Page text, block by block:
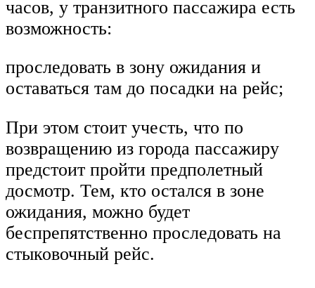
часов, у транзитного пассажира есть
возможность:
проследовать в зону ожидания и
оставаться там до посадки на рейс;
При этом стоит учесть, что по
возвращению из города пассажиру
предстоит пройти предполетный
досмотр. Тем, кто остался в зоне
ожидания, можно будет
беспрепятственно проследовать на
стыковочный рейс.